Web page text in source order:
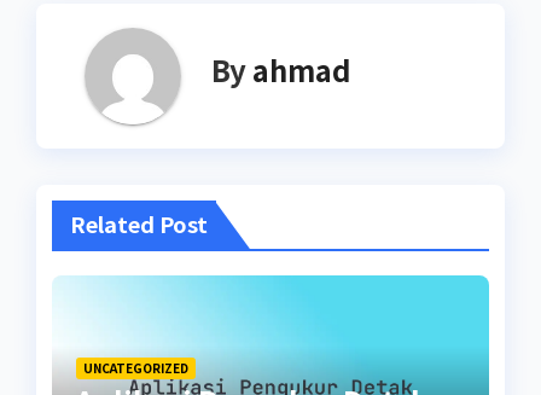
Byahmad
Related Post
UNCATEGORIZED